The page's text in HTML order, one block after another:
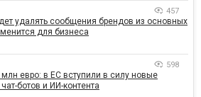
457
удалять сообщения брендов из основных
для бизнеса
598
евро: в ЕС вступили в силу новые
ботов и ИИ-контента